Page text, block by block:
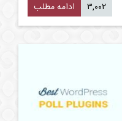
ادامه مطلب ۳,۰۰۲